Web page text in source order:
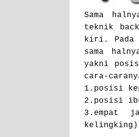
Sama
teknik
kiri. Pada
sama
yakni
cara-
1.posisi
2.posisi
kelingking)